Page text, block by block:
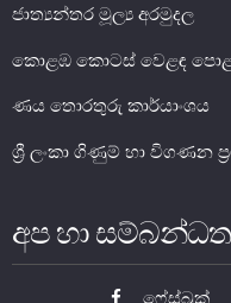
මූල්‍ය ස්ථායිතා
ජාත්‍යන්තර මූල්‍ය අරමුදල
කොළඹ කොටස් වෙළඳ
ණය තොරතුරු කාර්යාංශය
ශ්‍රී ලංකා ගිණුම් හා විගණන
අප හා
ෆේස්බුක්